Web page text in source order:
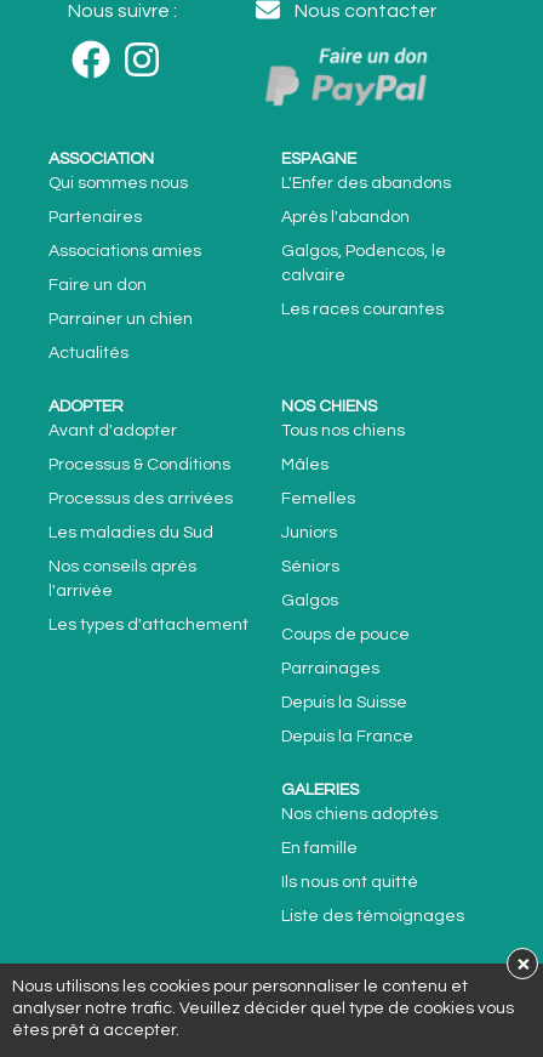
Nous suivre : Nous contacter
ASSOCIATION
Qui sommes nous
Partenaires
Associations amies
Faire un don
Parrainer un chien
Actualités
ESPAGNE
L'Enfer des abandons
Après l'abandon
Galgos, Podencos, le
calvaire
Les races courantes
ADOPTER
Avant d'adopter
Processus & Conditions
Processus des arrivées
Les maladies du Sud
Nos conseils après
l'arrivée
Les types d'attachement
NOS CHIENS
Tous nos chiens
Mâles
Femelles
Juniors
Séniors
Galgos
Coups de pouce
Parrainages
Depuis la Suisse
Depuis la France
GALERIES
Nos chiens adoptés
En famille
Ils nous ont quitté
Liste des témoignages
Plan du site
Politique cookies
Nous utilisons les cookies pour personnaliser le contenu et
analyser notre trafic. Veuillez décider quel type de cookies vous
êtes prêt à accepter.
×